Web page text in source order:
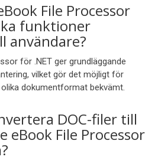
File Processor
funktioner
användare?
för .NET ger grundläggande
vilket gör det möjligt för
dokumentformat bekvämt.
DOC-filer till
eBook File Processor